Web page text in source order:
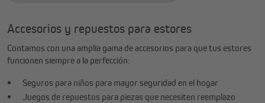
Accesorios y repuestos para estores
Contamos con una amplia gama de accesorios para que tus estores
funcionen siempre a la perfección:
Seguros para niños para mayor seguridad en el hogar
Juegos de repuestos para piezas que necesiten reemplazo